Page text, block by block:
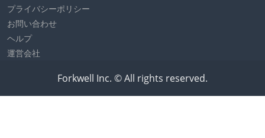
プライバシーポリシー
お問い合わせ
ヘルプ
運営会社
Forkwell Inc. © All rights reserved.